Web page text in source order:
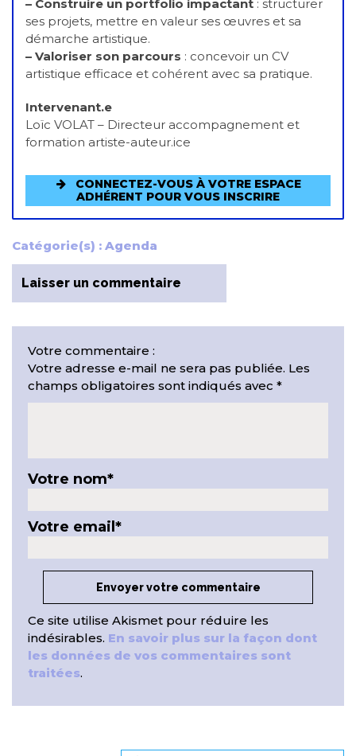
– Construire un portfolio impactant : structurer
ses projets, mettre en valeur ses œuvres et sa
démarche artistique.
– Valoriser son parcours : concevoir un CV
artistique efficace et cohérent avec sa pratique.
Intervenant.e
Loïc VOLAT – Directeur accompagnement et
formation artiste-auteur.ice
CONNECTEZ-VOUS À VOTRE ESPACE
ADHÉRENT POUR VOUS INSCRIRE
Catégorie(s) : Agenda
Laisser un commentaire
Votre commentaire :
Votre adresse e-mail ne sera pas publiée. Les
champs obligatoires sont indiqués avec *
Votre nom*
Votre email *
Ce site utilise Akismet pour réduire les
indésirables. En savoir plus sur la façon dont
les données de vos commentaires sont
traitées.